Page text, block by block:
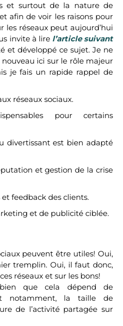
et surtout de la nature de
afin de voir les raisons pour
les réseaux peut aujourd’hui
invite à lire l’article suivant
et développé ce sujet. Je ne
ici sur le rôle majeur
je fais un rapide rappel de
réseaux sociaux.
pour certains
divertissant est bien adapté
et gestion de la crise
feedback des clients.
et de publicité ciblée.
peuvent être utiles! Oui,
tremplin. Oui, il faut donc,
réseaux et sur les bons!
bien que cela dépend de
notamment, la taille de
de l’activité partagée sur